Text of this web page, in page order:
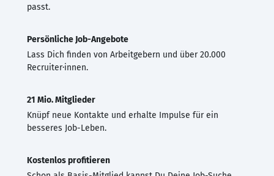
passt.
Persönliche Job-Angebote
Lass Dich finden von Arbeitgebern und über 20.000
Recruiter·innen.
21 Mio. Mitglieder
Knüpf neue Kontakte und erhalte Impulse für ein
besseres Job-Leben.
Kostenlos profitieren